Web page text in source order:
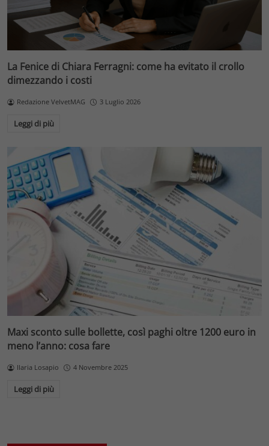
La Fenice di Chiara Ferragni: come ha evitato il crollo
dimezzando i costi
Redazione VelvetMAG 3 Luglio 2026
Leggi di più
Maxi sconto sulle bollette, così paghi oltre 1200 euro in
meno l’anno: cosa fare
Ilaria Losapio 4 Novembre 2025
Leggi di più